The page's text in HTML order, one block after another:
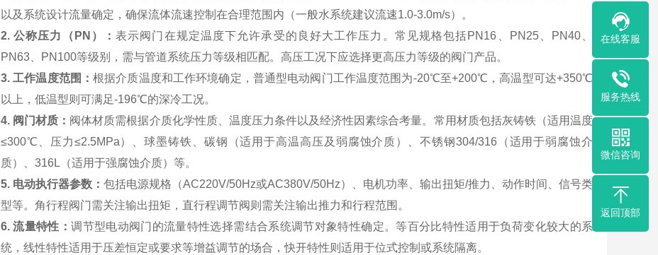
以及系统设计流量确定，确保流体流速控制在合理范围内（一般水系统建议流速1.0-3.0m/s）。
2. 公称压力（PN）：表示阀门在规定温度下允许承受的良好大工作压力。常见规格包括PN16、PN25、PN40、
PN63、PN100等级别，需与管道系统压力等级相匹配。高压工况下应选择更高压力等级的阀门产品。
3. 工作温度范围： 根据介质温度和工作环境确定，普通型电动阀门工作温度范围为-20℃至+200℃，高温型可达+350℃
以上，低温型则可满足-196℃的深冷工况。
4. 阀门材质： 阀体材质需根据介质化学性质、温度压力条件以及经济性因素综合考量。常用材质包括灰铸铁（适用温度
≤300℃、压力≤2.5MPa）、球墨铸铁、碳钢（适用于高温高压及弱腐蚀介质）、不锈钢304/316（适用于弱腐蚀介
质）、316L（适用于强腐蚀介质）等。
5. 电动执行器参数： 包括电源规格（AC220V/50Hz或AC380V/50Hz）、电机功率、输出扭矩/推力、动作时间、信号类
型等。角行程阀门需关注输出扭矩，直行程调节阀则需关注输出推力和行程范围。
6. 流量特性：调节型电动阀门的流量特性选择需结合系统调节对象特性确定。等百分比特性适用于负荷变化较大的系
统，线性特性适用于压差恒定或要求等增益调节的场合，快开特性则适用于位式控制或系统隔离。
在线客服
服务热线
微信咨询
返回顶部